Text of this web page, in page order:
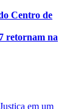
Centro de
retornam na
em um